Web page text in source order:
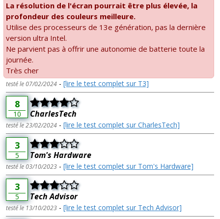
La résolution de l'écran pourrait être plus élevée, la
profondeur des couleurs meilleure.
Utilise des processeurs de 13e génération, pas la dernière
version ultra Intel.
Ne parvient pas à offrir une autonomie de batterie toute la
journée.
Très cher
testé le 07/02/2024 - [lire le test complet sur T3]
8
10 CharlesTech
testé le 23/02/2024 - [lire le test complet sur CharlesTech]
3
5 Tom's Hardware
testé le 03/10/2023 - [lire le test complet sur Tom's Hardware]
3
5 Tech Advisor
testé le 13/10/2023 - [lire le test complet sur Tech Advisor]